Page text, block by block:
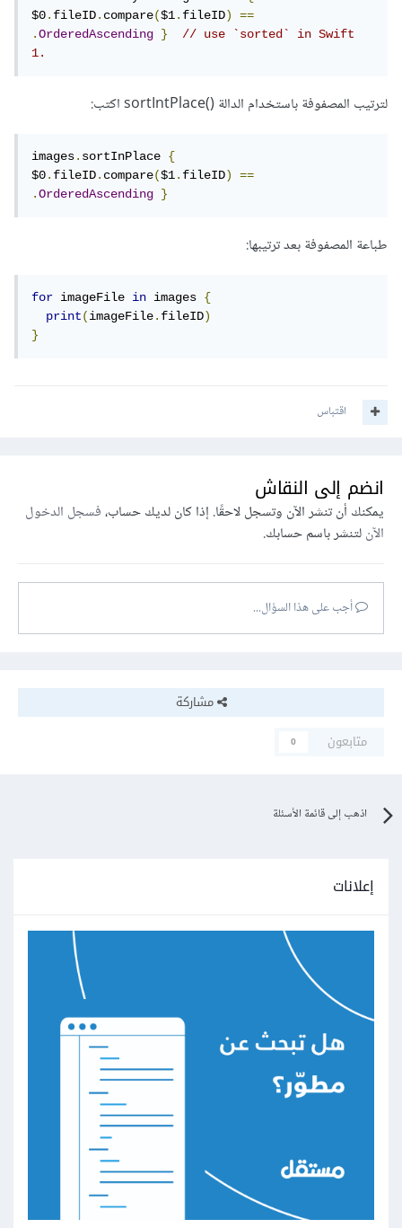
$0.fileID.compare($1.fileID)
==
.OrderedAscending }
// use `sorted` in Swift
1.
لترتيب المصفوفة باستخدام الدالة ()sortIntPlace اكتب:
images.sortInPlace {
$0.fileID.compare($1.fileID)
==
.OrderedAscending }
طباعة المصفوفة بعد ترتيبها:
for imageFile in images {
print(imageFile.fileID)
}
اقتباس
انضم إلى النقاش
يمكنك أن تنشر الآن وتسجل لاحقًا. إذا كان لديك حساب،فسجل الدخول
الآنلتنشر باسم حسابك.
أجب على هذا السؤال...
مشاركة
متابعون
0
اذهب إلى قائمة الأسئلة
إعلانات